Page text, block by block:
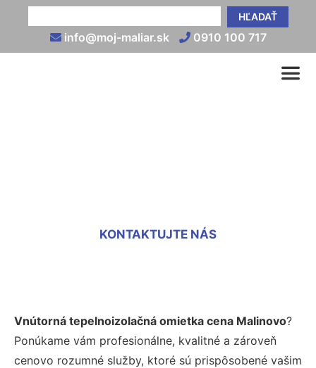
HĽADAŤ
info@moj-maliar.sk 0910 100 717
KONTAKTUJTE NÁS
Vnútorná tepelnoizolačná omietka cena Malinovo?
Ponúkame vám profesionálne, kvalitné a zároveň
cenovo rozumné služby, ktoré sú prispôsobené vašim